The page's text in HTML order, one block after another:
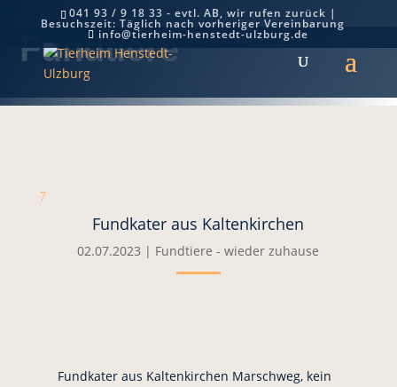
041 93 / 9 18 33 - evtl. AB, wir rufen zurück |
Besuchszeit: Täglich nach vorheriger Vereinbarung
info@tierheim-henstedt-ulzburg.de
Fundtiere
7
Fundkater aus Kaltenkirchen
02.07.2023 | Fundtiere - wieder zuhause
Fundkater aus Kaltenkirchen Marschweg, kein